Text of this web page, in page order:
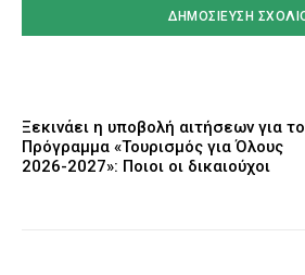
Ξεκινάει η υποβολή αιτήσεων για το
Πρόγραμμα «Τουρισμός για Όλους
2026-2027»: Ποιοι οι δικαιούχοι